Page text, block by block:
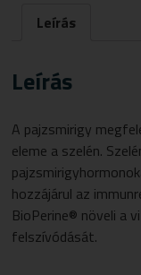
Leírás
Leírás
A pajzsmirigy
eleme a szelén.
hozzájárul az
BioPerine® növeli a
felszívódását.